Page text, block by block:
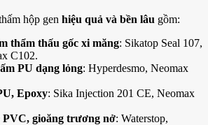
hộp gen hiệu quả và bền lâu gồm:
thẩm thấu gốc xi măng: Sikatop Seal 107,
C102.
PU dạng lỏng: Hyperdesmo, Neomax
Epoxy: Sika Injection 201 CE, Neomax
PVC, gioăng trương nở: Waterstop,